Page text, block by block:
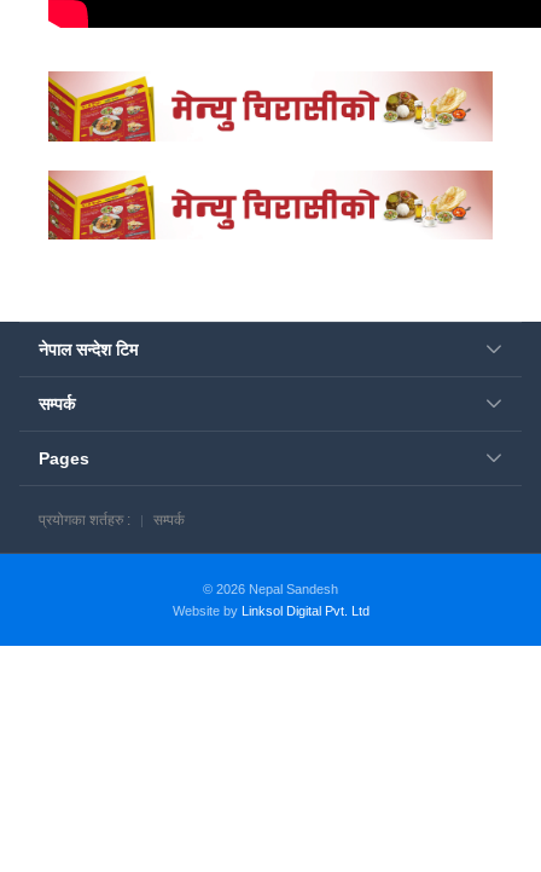
नेपाल सन्देश टिम
सम्पर्क
Pages
प्रयोगका शर्तहरु : सम्पर्क
© 2026 Nepal Sandesh
Website by Linksol Digital Pvt. Ltd